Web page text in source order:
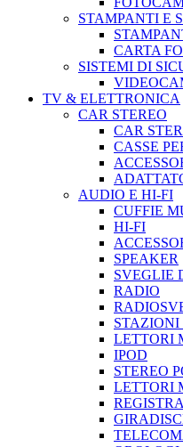
STAMPANTI E
CARTA
SISTEMI DI
TV & ELETTRONICA
CAR STEREO
CAR
CASSE
AUDIO E HI-FI
CUFFIE
HI-FI
SPEAKER
SVEGLIE
RADIO
STAZIONI
LETTORI
IPOD
STEREO
LETTORI